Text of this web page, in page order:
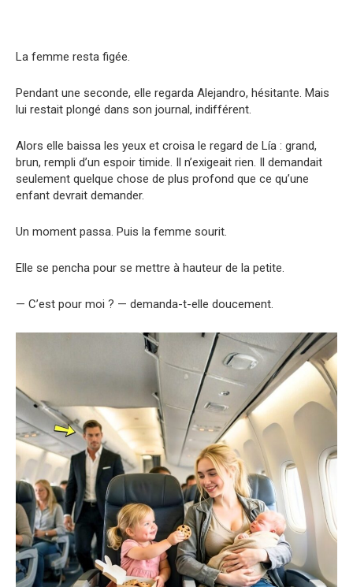
La femme resta figée.
Pendant une seconde, elle regarda Alejandro, hésitante. Mais
lui restait plongé dans son journal, indifférent.
Alors elle baissa les yeux et croisa le regard de Lía : grand,
brun, rempli d’un espoir timide. Il n’exigeait rien. Il demandait
seulement quelque chose de plus profond que ce qu’une
enfant devrait demander.
Un moment passa. Puis la femme sourit.
Elle se pencha pour se mettre à hauteur de la petite.
— C’est pour moi ? — demanda-t-elle doucement.